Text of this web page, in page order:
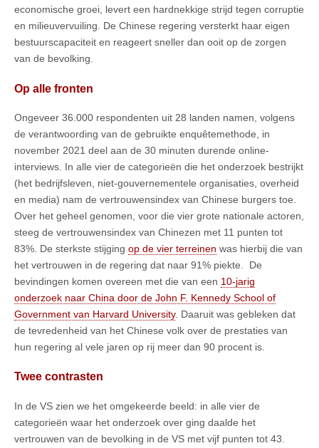
economische groei, levert een hardnekkige strijd tegen corruptie
en milieuvervuiling. De Chinese regering versterkt haar eigen
bestuurscapaciteit en reageert sneller dan ooit op de zorgen
van de bevolking.
Op alle fronten
Ongeveer 36.000 respondenten uit 28 landen namen, volgens
de verantwoording van de gebruikte enquêtemethode, in
november 2021 deel aan de 30 minuten durende online-
interviews. In alle vier de categorieën die het onderzoek bestrijkt
(het bedrijfsleven, niet-gouvernementele organisaties, overheid
en media) nam de vertrouwensindex van Chinese burgers toe.
Over het geheel genomen, voor die vier grote nationale actoren,
steeg de vertrouwensindex van Chinezen met 11 punten tot
83%. De sterkste stijging op de vier terreinen was hierbij die van
het vertrouwen in de regering dat naar 91% piekte. De
bevindingen komen overeen met die van een 10-jarig
onderzoek naar China door de John F. Kennedy School of
Government van Harvard University. Daaruit was gebleken dat
de tevredenheid van het Chinese volk over de prestaties van
hun regering al vele jaren op rij meer dan 90 procent is.
Twee contrasten
In de VS zien we het omgekeerde beeld: in alle vier de
categorieën waar het onderzoek over ging daalde het
vertrouwen van de bevolking in de VS met vijf punten tot 43.